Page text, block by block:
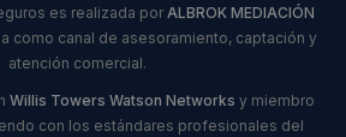
es realizada por ALBROK MEDIACIÓN
como canal de asesoramiento, captación y
atención comercial.
Willis Towers Watson Networks y miembro
con los estándares profesionales del